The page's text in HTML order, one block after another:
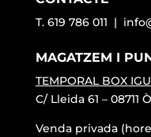
T. 619 786 011 |
MAGATZEM I
TEMPORAL BOX
C/ Lleida 61 – 08711
Venda privada